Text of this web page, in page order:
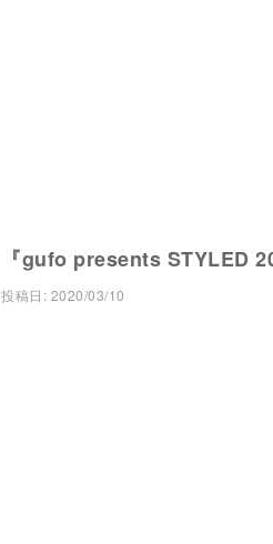
『gufo presents STYLED
投稿日: 2020/03/10